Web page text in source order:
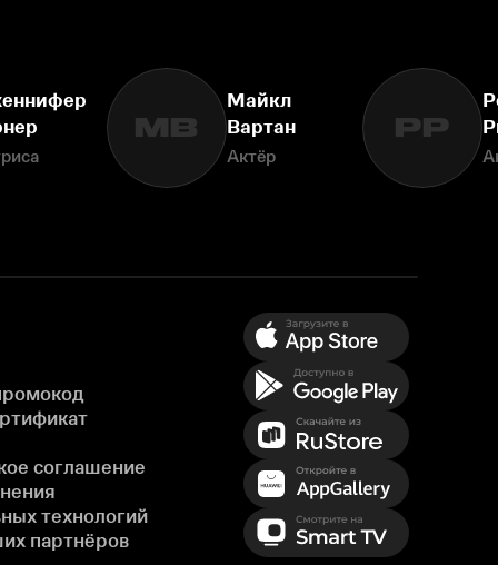
МВ
Майкл
Вартан
Актёр
РР
соглашение
технологий
партнёров